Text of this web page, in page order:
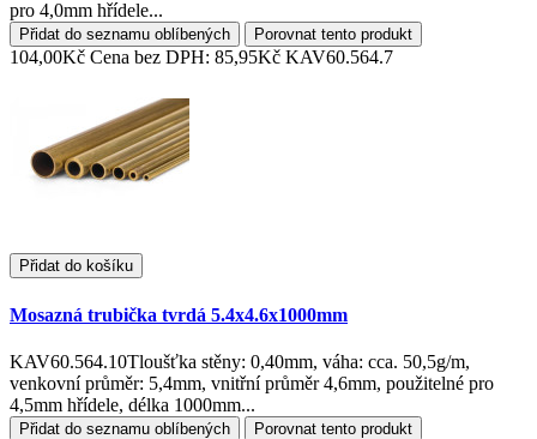
pro 4,0mm hřídele...
Přidat do seznamu oblíbených Porovnat tento produkt
104,00Kč Cena bez DPH: 85,95Kč KAV60.564.7
Přidat do košíku
Mosazná trubička tvrdá 5.4x4.6x1000mm
KAV60.564.10Tloušťka stěny: 0,40mm, váha: cca. 50,5g/m,
venkovní průměr: 5,4mm, vnitřní průměr 4,6mm, použitelné pro
4,5mm hřídele, délka 1000mm...
Přidat do seznamu oblíbených Porovnat tento produkt